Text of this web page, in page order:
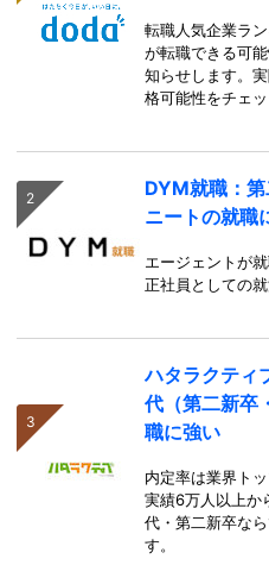
転職人気企業ラ
が転職できる可
知らせします。
格可能性をチェッ
DYM就職：第
ニートの就職
エージェントが
正社員としての就
ハタラクティ
代（第二新卒
職に強い
内定率は業界ト
実績6万人以上か
代・第二新卒な
す。